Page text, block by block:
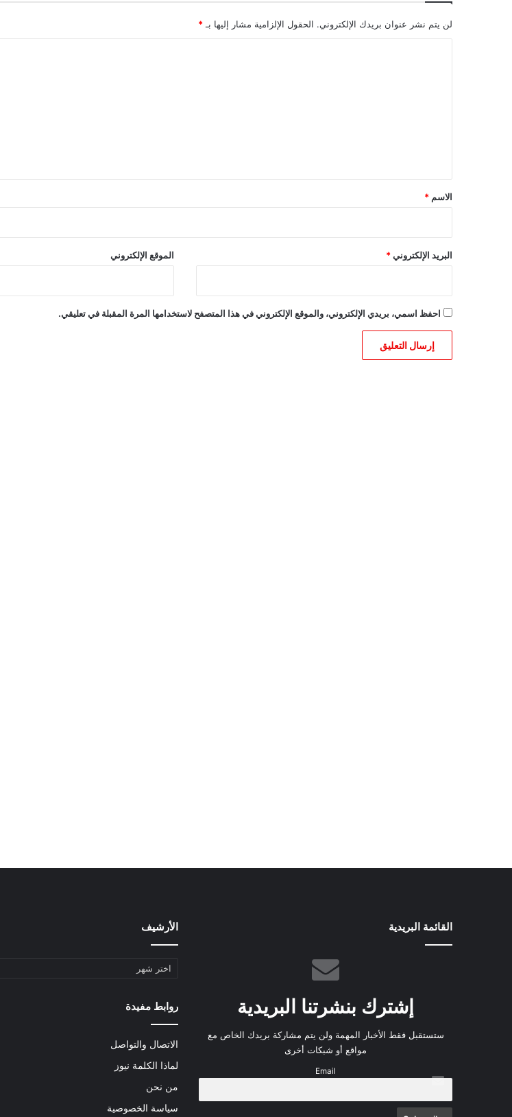
لن يتم نشر عنوان بريدك الإلكتروني. الحقول الإلزامية مشار إليها بـ *
*
الاسم *
البريد الإلكتروني * الموقع الإلكتروني
احفظ اسمي، بريدي الإلكتروني، والموقع الإلكتروني في هذا المتصفح لاستخدامها المرة المقبلة في تعليقي.
القائمة البريدية
إشترك بنشرتنا البريدية
ستستقبل فقط الأخبار المهمة ولن يتم مشاركة بريدك الخاص مع
مواقع أو شبكات أخرى
Email
الأرشيف
الأرشيف
روابط مفيدة
الاتصال والتواصل
لماذا الكلمة نيوز
من نحن
سياسة الخصوصية